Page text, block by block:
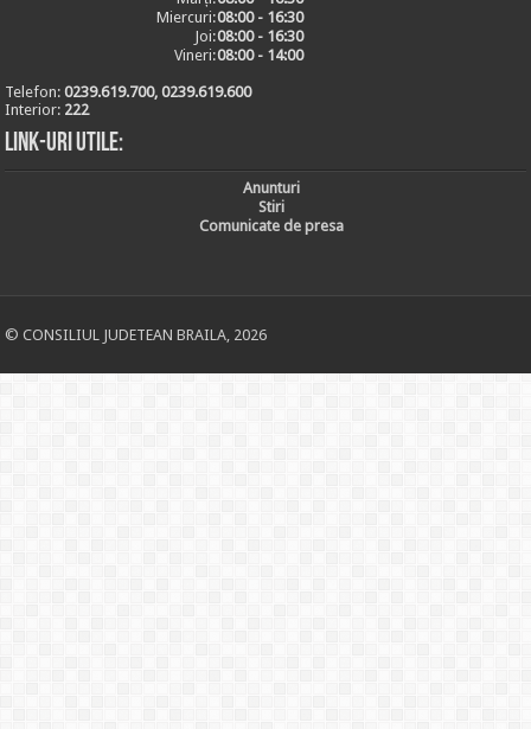
Miercuri:08:00 - 16:30
Joi:08:00 - 16:30
Vineri:08:00 - 14:00
Telefon:0239.619.700, 0239.619.600
Interior: 222
Link-uri utile:
Anunturi
Stiri
Comunicate de presa
© CONSILIUL JUDETEAN BRAILA, 2026